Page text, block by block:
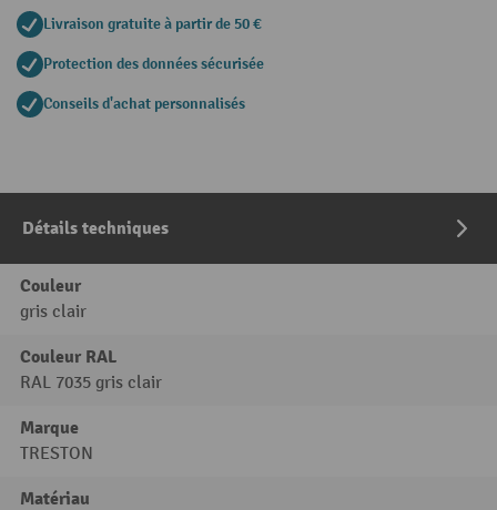
Livraison gratuite à partir de 50 €
Protection des données sécurisée
Conseils d'achat personnalisés
Détails techniques
Couleur
gris clair
Couleur RAL
RAL 7035 gris clair
Marque
TRESTON
Matériau